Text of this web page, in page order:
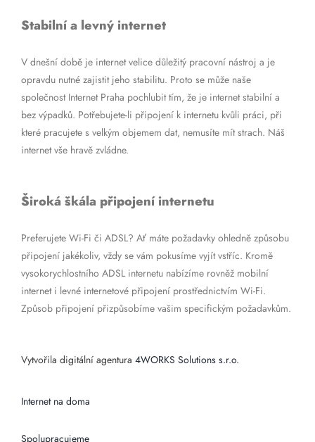
Stabilní a levný internet
V dnešní době je internet velice důležitý pracovní nástroj a je
opravdu nutné zajistit jeho stabilitu. Proto se může naše
společnost Internet Praha pochlubit tím, že je internet stabilní a
bez výpadků. Potřebujete-li připojení k internetu kvůli práci, při
které pracujete s velkým objemem dat, nemusíte mít strach. Náš
internet vše hravě zvládne.
Široká škála připojení internetu
Preferujete Wi-Fi či ADSL? Ať máte požadavky ohledně způsobu
připojení jakékoliv, vždy se vám pokusíme vyjít vstříc. Kromě
vysokorychlostního ADSL internetu nabízíme rovněž mobilní
internet i levné internetové připojení prostřednictvím Wi-Fi.
Způsob připojení přizpůsobíme vašim specifickým požadavkům.
Vytvořila digitální agentura 4WORKS Solutions s.r.o.
Internet na doma
Spolupracujeme